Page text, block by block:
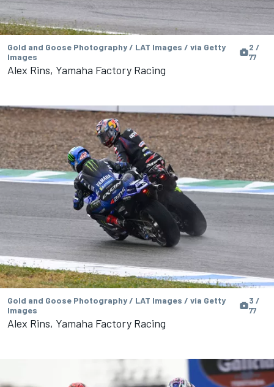
Gold and Goose Photography / LAT Images / via Getty
Images
2 /
77
Alex Rins, Yamaha Factory Racing
Gold and Goose Photography / LAT Images / via Getty
Images
3 /
77
Alex Rins, Yamaha Factory Racing